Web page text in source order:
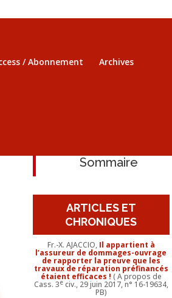
/ Abonnement Archives
Sommaire
ARTICLES ET
CHRONIQUES
Fr.-X. AJACCIO, Il appartient à
l’assureur de dommages-ouvrage
de rapporter la preuve que les
travaux de réparation préfinancés
étaient efficaces ! ( A propos de
Cass. 3eciv., 29 juin 2017, n° 16-19634,
PB)